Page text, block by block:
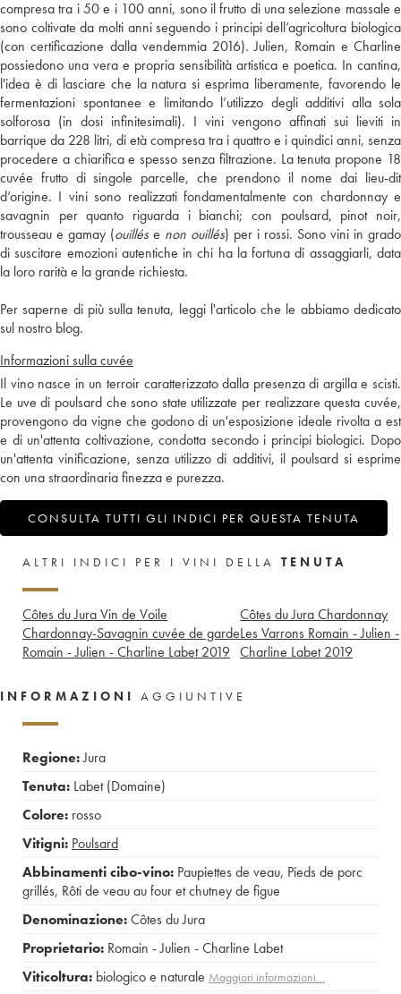
compresa tra i 50 e i 100 anni, sono il frutto di una selezione massale e
sono coltivate da molti anni seguendo i principi dell’agricoltura biologica
(con certificazione dalla vendemmia 2016). Julien, Romain e Charline
possiedono una vera e propria sensibilità artistica e poetica. In cantina,
l'idea è di lasciare che la natura si esprima liberamente, favorendo le
fermentazioni spontanee e limitando l’utilizzo degli additivi alla sola
solforosa (in dosi infinitesimali). I vini vengono affinati sui lieviti in
barrique da 228 litri, di età compresa tra i quattro e i quindici anni, senza
procedere a chiarifica e spesso senza filtrazione. La tenuta propone 18
cuvée frutto di singole parcelle, che prendono il nome dai lieu-dit
d’origine. I vini sono realizzati fondamentalmente con chardonnay e
savagnin per quanto riguarda i bianchi; con poulsard, pinot noir,
trousseau e gamay (ouillés e non ouillés) per i rossi. Sono vini in grado
di suscitare emozioni autentiche in chi ha la fortuna di assaggiarli, data
la loro rarità e la grande richiesta.
Per saperne di più sulla tenuta, leggi l'articolo che le abbiamo dedicato
sul nostro blog.
Informazioni sulla cuvée
Il vino nasce in un terroir caratterizzato dalla presenza di argilla e scisti.
Le uve di poulsard che sono state utilizzate per realizzare questa cuvée,
provengono da vigne che godono di un'esposizione ideale rivolta a est
e di un'attenta coltivazione, condotta secondo i principi biologici. Dopo
un'attenta vinificazione, senza utilizzo di additivi, il poulsard si esprime
con una straordinaria finezza e purezza.
CONSULTA TUTTI GLI INDICI PER QUESTA TENUTA
ALTRI INDICI PER I VINI DELLA TENUTA
Côtes du Jura Vin de Voile
Chardonnay-Savagnin cuvée de garde
Romain - Julien - Charline Labet 2019
Côtes du Jura Chardonnay
Les Varrons Romain - Julien -
Charline Labet 2019
INFORMAZIONI AGGIUNTIVE
Regione:Jura
Tenuta: Labet (Domaine)
Colore: rosso
Vitigni: Poulsard
Abbinamenti cibo-vino: Paupiettes de veau, Pieds de porc
grillés, Rôti de veau au four et chutney de figue
Denominazione:Côtes du Jura
Proprietario: Romain - Julien - Charline Labet
Viticoltura: biologico e naturale Maggiori informazioni…